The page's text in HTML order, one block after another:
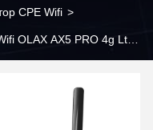
CPE Wifi >
OLAX AX5 PRO 4g Lte